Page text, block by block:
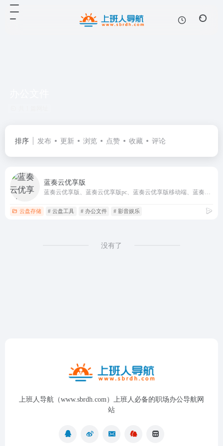
排序 发布 更新 浏览 点赞 收藏 评论
蓝奏云优享版
云盘存储 # 云盘工具 # 办公文件 # 影音娱乐
没有了
上班人导航（www.sbrdh.com）上班人必备的职场办公导航网
站